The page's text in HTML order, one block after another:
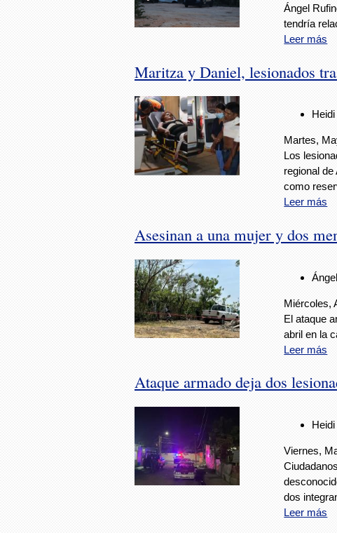
Ángel
tendría
Leer más
Maritza y Daniel, lesionados
Martes,
Los
regional
como
Leer más
Asesinan a una mujer y dos
Miércoles,
El ataque
abril en la
Leer más
Ataque armado deja dos
Viernes,
dos
Leer más